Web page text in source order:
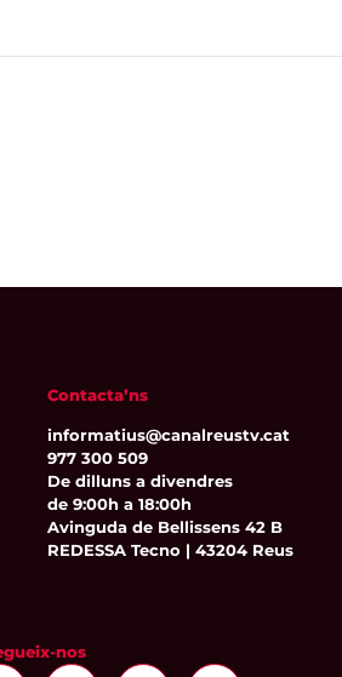
Contacta’ns
informatius@canalreustv.cat
977 300 509
De dilluns a divendres
de 9:00h a 18:00h
Avinguda de Bellissens 42 B
REDESSA Tecno | 43204 Reus
nos